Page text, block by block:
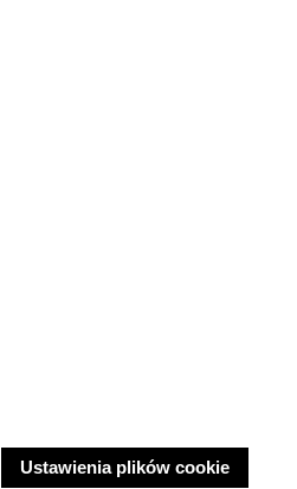
Ustawienia plików cookie